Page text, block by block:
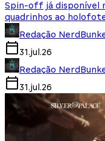
Spin-off já disponível
quadrinhos ao
Redação
31.jul.26
Redação
31.jul.26